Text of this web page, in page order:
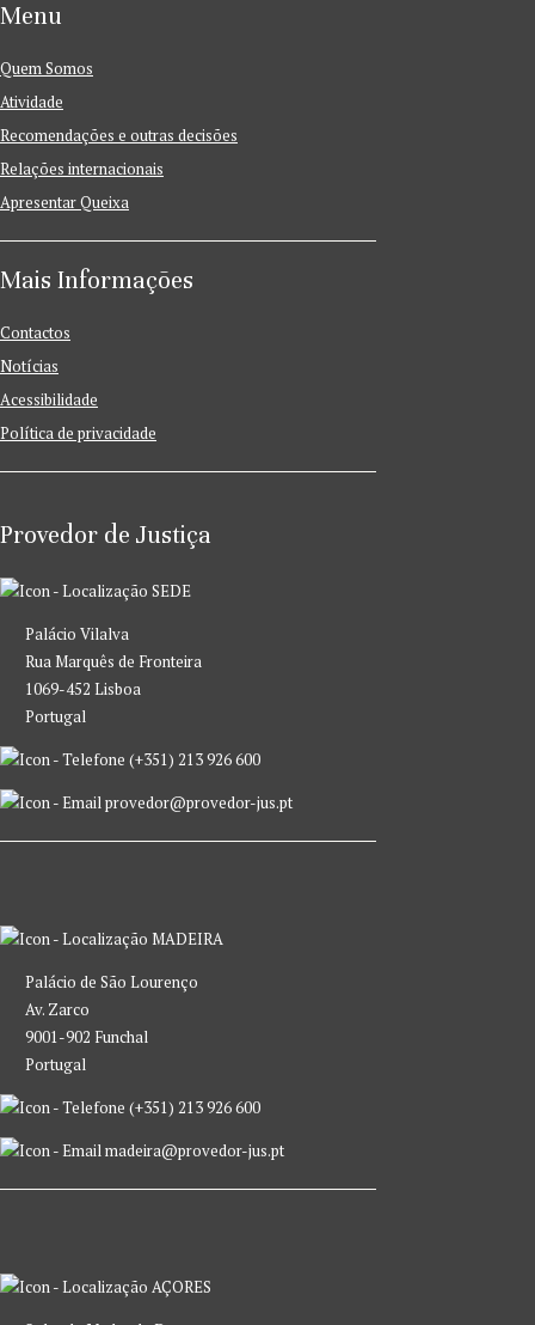
Menu
Quem Somos
Atividade
Recomendações e outras decisões
Relações internacionais
Apresentar Queixa
Mais Informações
Contactos
Notícias
Acessibilidade
Política de privacidade
Provedor de Justiça
SEDE
Palácio Vilalva
Rua Marquês de Fronteira
1069-452 Lisboa
Portugal
(+351) 213 926 600
provedor@provedor-jus.pt
MADEIRA
Palácio de São Lourenço
Av. Zarco
9001-902 Funchal
Portugal
(+351) 213 926 600
madeira@provedor-jus.pt
AÇORES